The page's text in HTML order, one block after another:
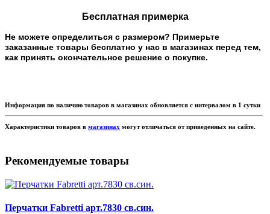
Бесплатная примерка
Не можете определиться с размером? Примерьте
заказанные товары бесплатно у нас в магазинах перед тем,
как принять окончательное решение о покупке.
Информация по наличию товаров в магазинах обновляется с интервалом в 1 сутки
Характеристики товаров в магазинах могут отличаться от приведенных на сайте.
Рекомендуемые товары
Перчатки Fabretti арт.7830 св.син.